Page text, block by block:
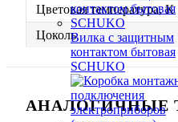
Вилка с защитным
контактом бытовая
SCHUKO
Цветовая температура, К
Цоколь
АНАЛОГИЧНЫЕ